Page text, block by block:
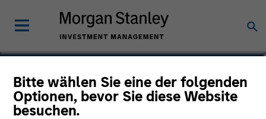
Bitte wählen Sie eine der folgenden
Optionen, bevor Sie diese Website
besuchen.
Lee Bertram
Executive Director